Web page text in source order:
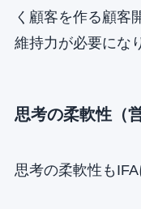
く顧客を作る顧客
維持力が必要にな
思考の柔軟性（
思考の柔軟性も